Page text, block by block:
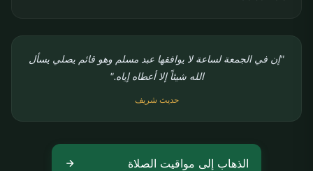
"إن في الجمعة لساعة لا يوافقها عبد مسلم وهو قائم يصلي يسأل
الله شيئاً إلا أعطاه إياه."
حديث شريف
الذهاب إلى مواقيت الصلاة